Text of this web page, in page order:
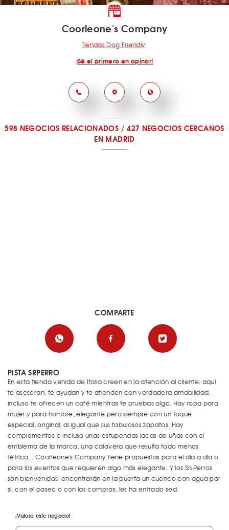
Coorleone's Company
Tiendas Dog Friendly
¡Sé el primero en opinar!
598 NEGOCIOS RELACIONADOS /427 NEGOCIOS CERCANOS
EN MADRID
PISTA SRPERRO
En esta tienda venida de Italia creen en la atención al cliente: aquí
te asesoran, te ayudan y te atienden con verdadera amabilidad,
incluso te ofrecen un café mientras te pruebas algo. Hay ropa para
mujer y para hombre, elegante pero siempre con un toque
especial, original, al igual que sus fabulosos zapatos. Hay
complementos e incluso unas estupendas lacas de uñas con el
emblema de la marca, una calavera que resulta todo menos
tétrica... Coorleone's Company tiene propuestas para el día a día o
para los eventos que requieren algo más elegante. Y los SrsPerros
son bienvenidos: encontrarán en la puerta un cuenco con agua por
si, con el paseo o con las compras, les ha entrado sed.
¡Valora este negocio!
COMPARTE